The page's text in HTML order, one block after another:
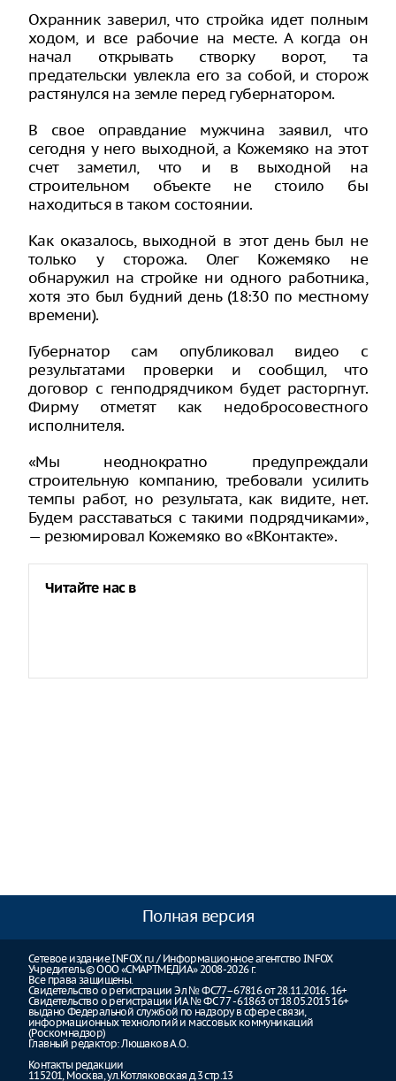
Охранник заверил, что стройка идет полным
ходом, и все рабочие на месте. А когда он
начал открывать створку ворот, та
предательски увлекла его за собой, и сторож
растянулся на земле перед губернатором.
В свое оправдание мужчина заявил, что
сегодня у него выходной, а Кожемяко на этот
счет заметил, что и в выходной на
строительном объекте не стоило бы
находиться в таком состоянии.
Как оказалось, выходной в этот день был не
только у сторожа. Олег Кожемяко не
обнаружил на стройке ни одного работника,
хотя это был будний день (18:30 по местному
времени).
Губернатор сам опубликовал видео с
результатами проверки и сообщил, что
договор с генподрядчиком будет расторгнут.
Фирму отметят как недобросовестного
исполнителя.
«Мы неоднократно предупреждали
строительную компанию, требовали усилить
темпы работ, но результата, как видите, нет.
Будем расставаться с такими подрядчиками»,
— резюмировал Кожемяко во «ВКонтакте».
Читайте нас в
Полная версия
Сетевое издание INFOX.ru / Информационное агентство INFOX
Учредитель © ООО «СМАРТМЕДИА» 2008-2026 г.
Все права защищены.
Свидетельство о регистрации Эл № ФС77–67816 от 28.11.2016. 16+
Свидетельство о регистрации ИА № ФС 77 - 61863 от 18.05.2015 16+
выдано Федеральной службой по надзору в сфере связи,
информационных технологий и массовых коммуникаций
(Роскомнадзор)
Главный редактор: Люшаков А.О.
Контакты редакции
115201, Москва, ул.Котляковская д.3 стр.13